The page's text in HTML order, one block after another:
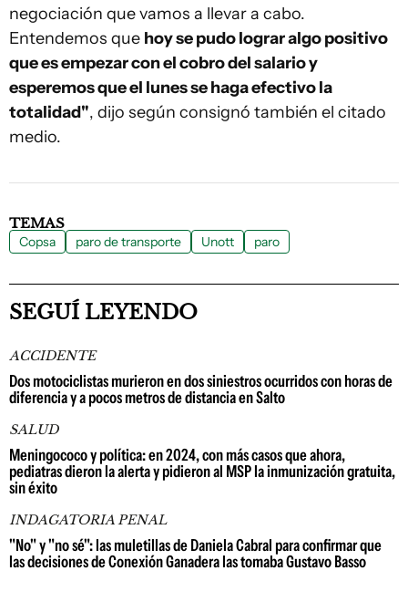
negociación que vamos a llevar a cabo.
Entendemos que hoy se pudo lograr algo positivo
que es empezar con el cobro del salario y
esperemos que el lunes se haga efectivo la
totalidad", dijo según consignó también el citado
medio.
TEMAS
Copsa paro de transporte Unott paro
SEGUÍ LEYENDO
ACCIDENTE
Dos motociclistas murieron en dos siniestros ocurridos con horas de
diferencia y a pocos metros de distancia en Salto
SALUD
Meningococo y política: en 2024, con más casos que ahora,
pediatras dieron la alerta y pidieron al MSP la inmunización gratuita,
sin éxito
INDAGATORIA PENAL
"No" y "no sé": las muletillas de Daniela Cabral para confirmar que
las decisiones de Conexión Ganadera las tomaba Gustavo Basso